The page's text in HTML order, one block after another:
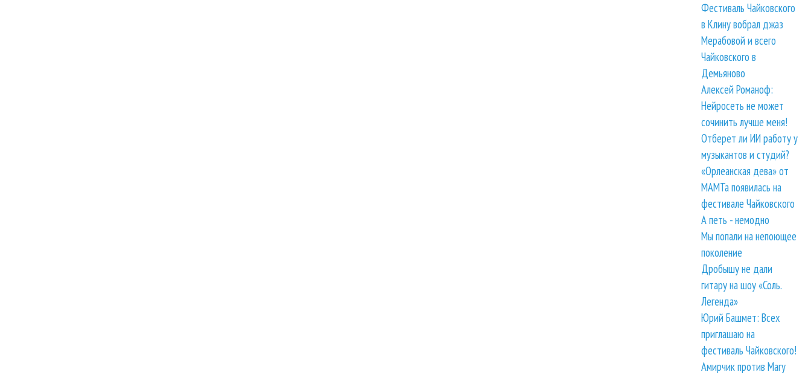
Фестиваль Чайковского
в Клину вобрал джаз
Мерабовой и всего
Чайковского в
Демьяново
Алексей Романоф:
Нейросеть не может
сочинить лучше меня!
Отберет ли ИИ работу у
музыкантов и студий?
«Орлеанская дева» от
МАМТа появилась на
фестивале Чайковского
А петь - немодно
Мы попали на непоющее
поколение
Дробышу не дали
гитару на шоу «Соль.
Легенда»
Юрий Башмет: Всех
приглашаю на
фестиваль Чайковского!
Амирчик против Mary